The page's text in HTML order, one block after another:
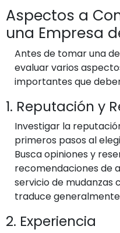
Aspectos a
una Empresa
Antes de tomar una
evaluar varios
importantes que
1. Reputación y
Investigar la
primeros pasos al
Busca opiniones y
recomendaciones de
servicio de mudanzas
traduce
2. Experiencia